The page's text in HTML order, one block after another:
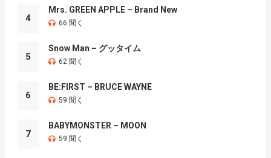
4
Mrs. GREEN APPLE – Brand New
66 聞く
5
Snow Man – グッタイム
62 聞く
6
BE:FIRST – BRUCE WAYNE
59 聞く
7
BABYMONSTER – MOON
59 聞く